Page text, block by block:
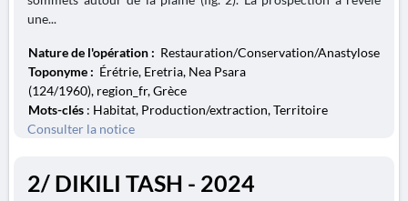
une...
Nature de l'opération : Restauration/Conservation/Anastylose
Toponyme : Érétrie, Eretria, Nea Psara
(124/1960), region_fr, Grèce
Mots-clés : Habitat, Production/extraction, Territoire
Consulter la notice
2/ DIKILI TASH - 2024